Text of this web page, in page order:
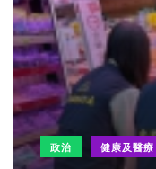
政治 健康及醫療